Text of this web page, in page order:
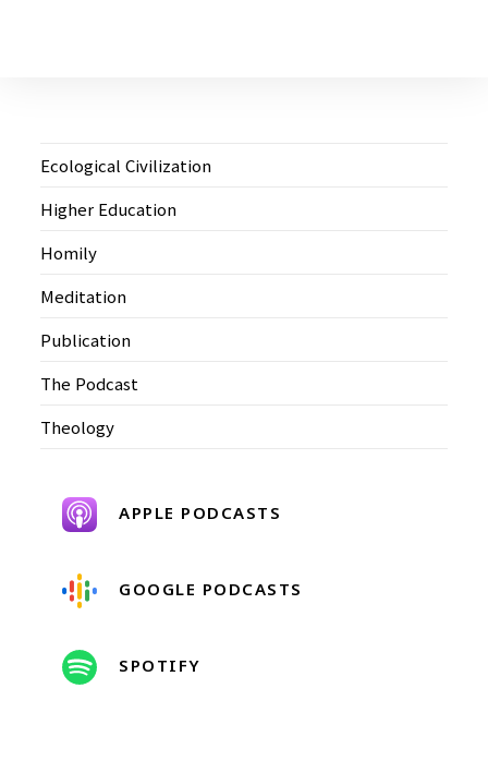
Ecological Civilization
Higher Education
Homily
Meditation
Publication
The Podcast
Theology
APPLE PODCASTS
GOOGLE PODCASTS
SPOTIFY